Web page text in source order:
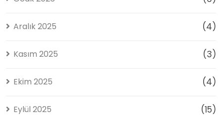
Aralık 2025 (4)
Kasım 2025 (3)
Ekim 2025 (4)
Eylül 2025 (15)